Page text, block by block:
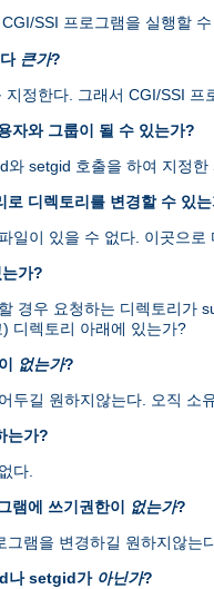
SSI 프로그램을 실행할 수
큰가?
정한다. 그래서 CGI/SSI
자와 그룹이 될 수 있는가?
와 setgid 호출을 하여 지정
로 디렉토리를 변경할 수 있
일이 있을 수 없다. 이곳으
가?
경우 요청하는 디렉토리가
) 디렉토리 아래에 있는가?
없는가?
두길 원하지않는다. 오직 소
는가?
다.
램에 쓰기권한이
없는가?
램을 변경하길 원하지않는
나 setgid가 아닌가?